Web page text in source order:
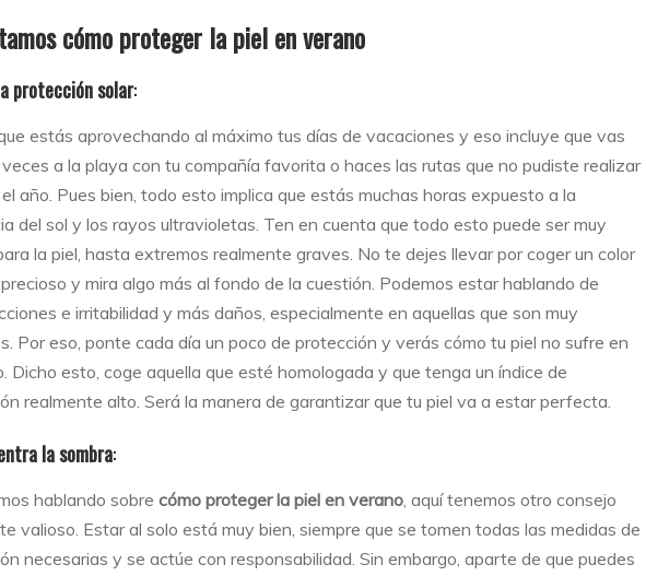
cómo proteger la piel en verano
protección solar:
estás aprovechando al máximo tus días de vacaciones y eso incluye que vas
a la playa con tu compañía favorita o haces las rutas que no pudiste realizar
año. Pues bien, todo esto implica que estás muchas horas expuesto a la
del sol y los rayos ultravioletas. Ten en cuenta que todo esto puede ser muy
la piel, hasta extremos realmente graves. No te dejes llevar por coger un color
y mira algo más al fondo de la cuestión. Podemos estar hablando de
e irritabilidad y más daños, especialmente en aquellas que son muy
Por eso, ponte cada día un poco de protección y verás cómo tu piel no sufre en
Dicho esto, coge aquella que esté homologada y que tenga un índice de
realmente alto. Será la manera de garantizar que tu piel va a estar perfecta.
la sombra:
hablando sobre cómo proteger la piel en verano, aquí tenemos otro consejo
valioso. Estar al solo está muy bien, siempre que se tomen todas las medidas de
necesarias y se actúe con responsabilidad. Sin embargo, aparte de que puedes